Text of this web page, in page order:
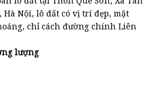
Hà Nội, lô đất có vị trí đẹp, mặt
chỉ cách đường chính Liên
lượng